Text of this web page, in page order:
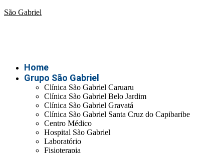
São Gabriel
Home
Grupo São Gabriel
Clínica São Gabriel Caruaru
Clínica São Gabriel Belo Jardim
Clínica São Gabriel Gravatá
Clínica São Gabriel Santa Cruz do Capibaribe
Centro Médico
Hospital São Gabriel
Laboratório
Fisioterapia